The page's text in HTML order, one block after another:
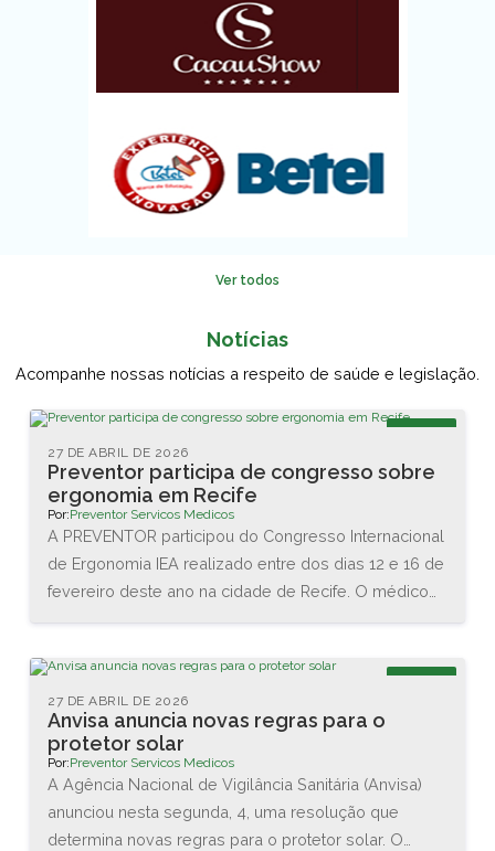
Ver todos
Notícias
Acompanhe nossas notícias a respeito de saúde e legislação.
Preventor participa de congresso sobre
ergonomia em Recife
27 DE ABRIL DE 2026
Por:Preventor Servicos Medicos
A PREVENTOR participou do Congresso Internacional
de Ergonomia IEA realizado entre dos dias 12 e 16 de
fevereiro deste ano na cidade de Recife. O médico
Maurício, da DCA Ergonomia, e juntos conheceram as
novas tecnologias disponíveis na área. Também
assistiram diversas palestras sobre as interações
entre o homem e o trabalho.
Anvisa anuncia novas regras para o
protetor solar
27 DE ABRIL DE 2026
Por:Preventor Servicos Medicos
A Agência Nacional de Vigilância Sanitária (Anvisa)
anunciou nesta segunda, 4, uma resolução que
determina novas regras para o protetor solar. O